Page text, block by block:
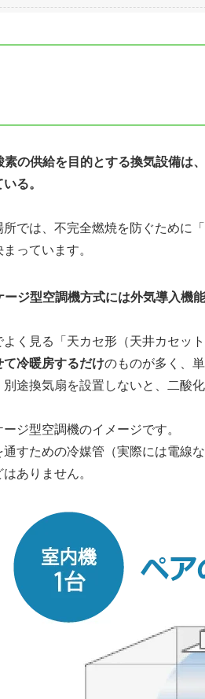
素の供給を目的とする換気設備は
る。
所では、不完全燃焼を防ぐために
っています。
ジ型空調機方式には外気導入機
く見る「天カセ形（天井カセッ
冷暖房するだけのものが多く、
途換気扇を設置しないと、二酸
ジ型空調機のイメージです。
すための冷媒管（実際には電線
ありません。